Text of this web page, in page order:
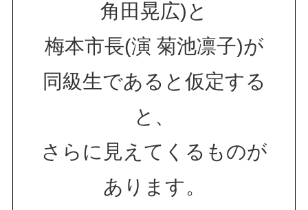
角田晃広)と
梅本市長(演 菊池凛子)が
同級生であると仮定する
と、
さらに見えてくるものが
あります。